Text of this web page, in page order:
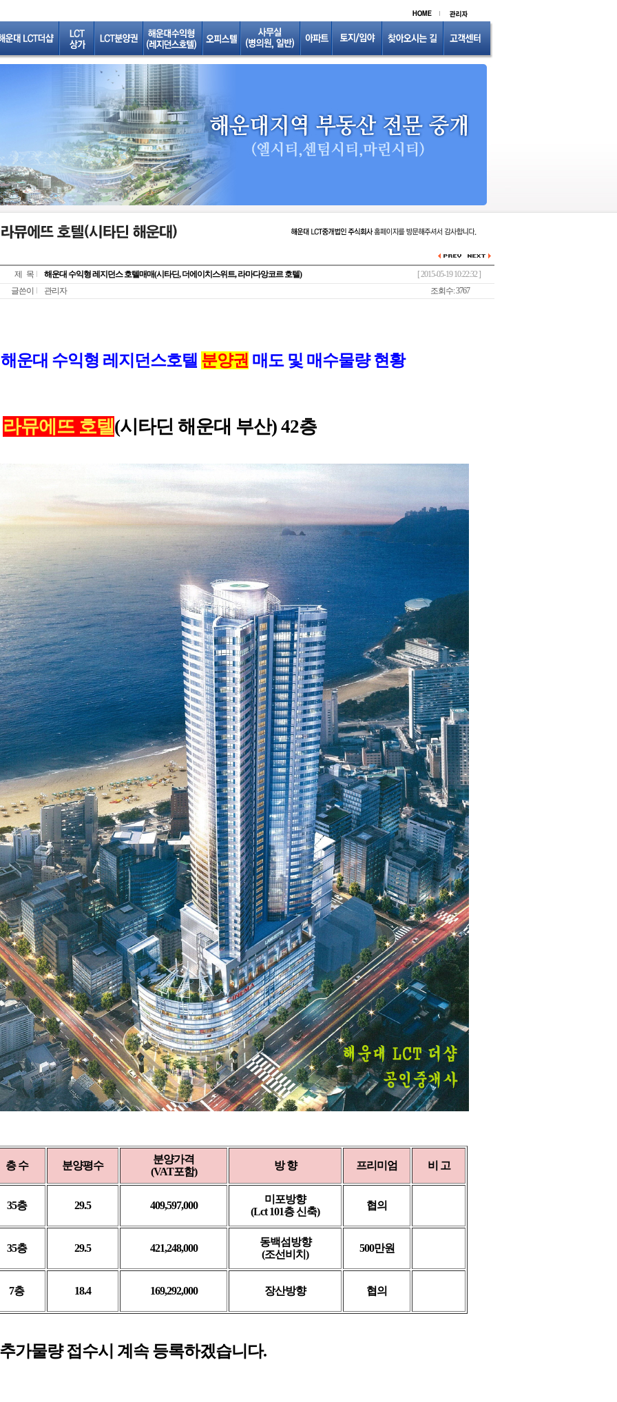
제 목 해운대 수익형 레지던스 호텔매매(시타딘, 더에이치스위트, 라마다앙코르 호텔)
[ 2015-05-19 10:22:32 ]
글쓴이
관리자 조회수: 3767
해운대 수익형 레지던스호텔 분양권 매도 및 매수물량 현황
라뮤에뜨 호텔(시타딘 해운대 부산) 42층
층 수 분양평수
분양가격
(VAT포함)
방 향 프리미엄 비 고
35층 29.5 409,597,000
미포방향
(Lct 101층 신축)
협의
35층 29.5 421,248,000
동백섬방향
(조선비치)
500만원
7층 18.4 169,292,000 장산방향 협의
가물량 접수시 계속 등록하겠습니다.